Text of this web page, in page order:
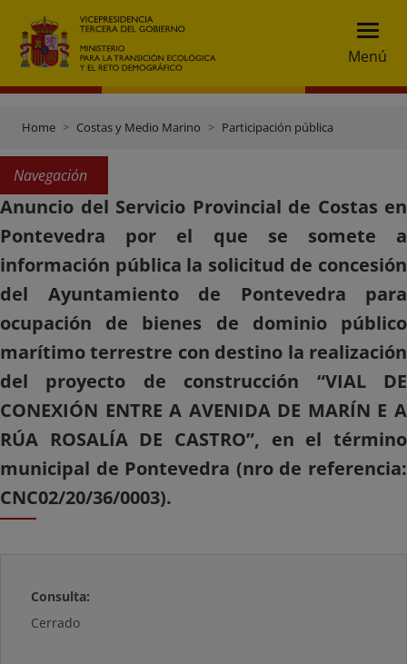
Menú
Home Costas y Medio Marino Participación pública
Navegación
Anuncio del Servicio Provincial de Costas en
Pontevedra por el que se somete a
información pública la solicitud de concesión
del Ayuntamiento de Pontevedra para
ocupación de bienes de dominio público
marítimo terrestre con destino la realización
del proyecto de construcción “VIAL DE
CONEXIÓN ENTRE A AVENIDA DE MARÍN E A
RÚA ROSALÍA DE CASTRO”, en el término
municipal de Pontevedra (nro de referencia:
CNC02/20/36/0003).
Consulta:
Cerrado